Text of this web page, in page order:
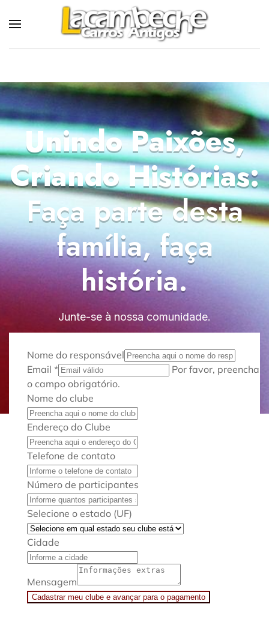
Skip to main content
Unindo Paixões,
Criando Histórias:
Faça parte desta
família, faça
história.
Junte-se à nossa comunidade.
Nome do responsável
Email *
Por favor, preencha
o campo obrigatório.
Nome do clube
Endereço do Clube
Telefone de contato
Número de participantes
Selecione o estado (UF)
Cidade
Mensagem
Cadastrar meu clube e avançar para o pagamento